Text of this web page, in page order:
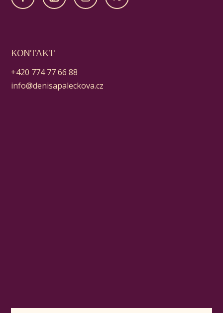
KONTAKT
+420 774 77 66 88
info@denisapaleckova.cz